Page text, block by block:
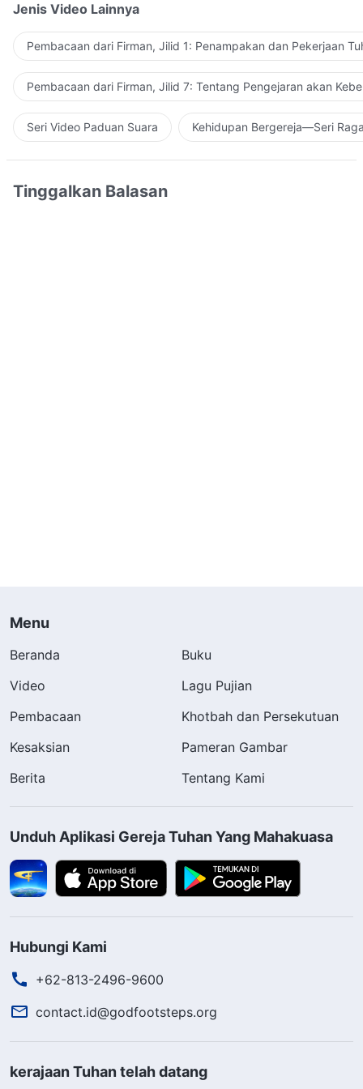
Jenis Video Lainnya
Pembacaan dari Firman, Jilid 1: Penampakan dan Pekerjaan
Pembacaan dari Firman, Jilid 7: Tentang Pengejaran akan
Seri Video Paduan Suara Kehidupan Bergereja—Seri
Tinggalkan Balasan
Menu
Beranda
Buku
Video
Lagu Pujian
Pembacaan
Khotbah dan Persekutuan
Kesaksian
Pameran Gambar
Berita
Tentang Kami
Unduh Aplikasi Gereja Tuhan Yang Mahakuasa
Hubungi Kami
+62-813-2496-9600
contact.id@godfootsteps.org
kerajaan Tuhan telah datang